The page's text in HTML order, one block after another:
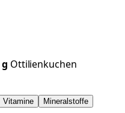
g Ottilienkuchen
Vitamine Mineralstoffe